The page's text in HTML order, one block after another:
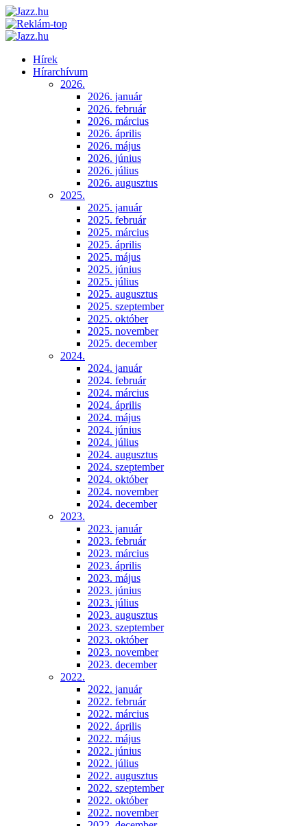
Hírek
Hírarchívum
2026.
2026. január
2026. február
2026. március
2026. április
2026. május
2026. június
2026. július
2026. augusztus
2025.
2025. január
2025. február
2025. március
2025. április
2025. május
2025. június
2025. július
2025. augusztus
2025. szeptember
2025. október
2025. november
2025. december
2024.
2024. január
2024. február
2024. március
2024. április
2024. május
2024. június
2024. július
2024. augusztus
2024. szeptember
2024. október
2024. november
2024. december
2023.
2023. január
2023. február
2023. március
2023. április
2023. május
2023. június
2023. július
2023. augusztus
2023. szeptember
2023. október
2023. november
2023. december
2022.
2022. január
2022. február
2022. március
2022. április
2022. május
2022. június
2022. július
2022. augusztus
2022. szeptember
2022. október
2022. november